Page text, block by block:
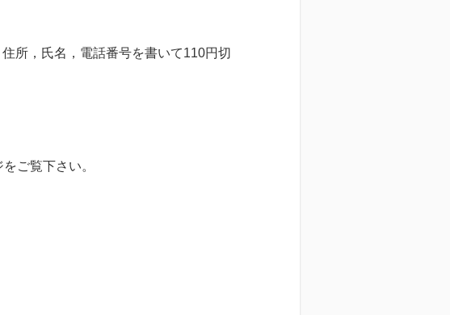
所，氏名，電話番号を書いて110円切
ご覧下さい。